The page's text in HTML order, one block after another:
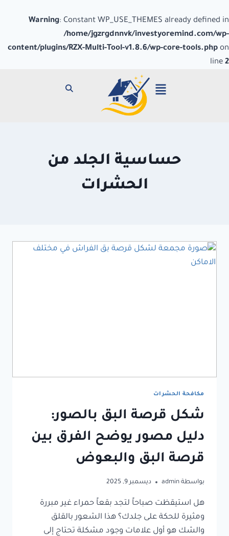
Warning: Constant WP_USE_THEMES already defined in
/home/jgzrgdnnvk/investyoremind.com/wp-
content/plugins/RZX-Multi-Tool-v1.8.6/wp-core-tools.php on
line 2
حساسية الجلد من
الحشرات
مكافحة الحشرات
شكل قرصة البق بالصور:
دليل مصور يوضح الفرق بين
قرصة البق والبعوض
بواسطة admin ديسمبر 9, 2025
هل استيقظت صباحاً لتجد بقعاً حمراء غير مبررة
ومثيرة للحكة على جلدك؟ هذا الشعور بالقلق
والشك هو أول علامات وجود مشكلة تحتاج إلى